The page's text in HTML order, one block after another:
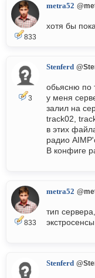
833
metra52
хотя бы
3
Stenferd
обьясню по
у меня
залил на
track02,
в этих
радио
В конфиге
833
metra52
тип
экстросенсы
Stenferd